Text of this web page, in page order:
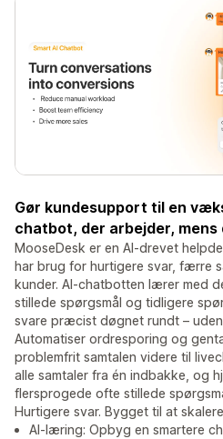
Gør kundesupport til en
chatbot, der arbejder, mens
MooseDesk er en AI-drevet
har brug for hurtigere svar, færre
kunder. AI-chatbotten lærer med
stillede spørgsmål og tidligere
svare præcist døgnet rundt –
Automatiser ordresporing og
problemfrit samtalen videre til
alle samtaler fra én indbakke, og
flersprogede ofte stillede
Hurtigere svar. Bygget til at
AI-læring: Opbyg en smartere